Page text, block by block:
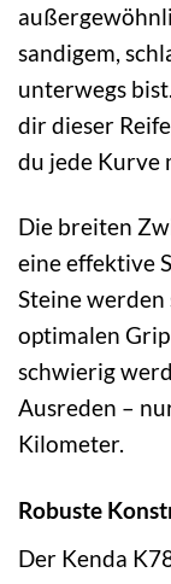
sandigem,
unterwegs
dir dieser
du jede Kurve
Die breiten
eine effektive
Steine werden
optimalen
schwierig
Ausreden –
Kilometer.
Robuste
Der Kenda